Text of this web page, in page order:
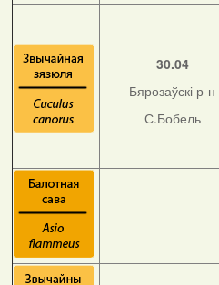
30.04
Бярозаўскі р-н
С.Бобель